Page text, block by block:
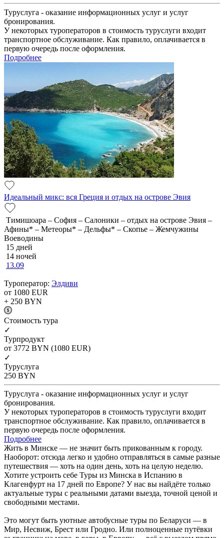
Туруслуга - оказание информационных услуг и услуг
бронирования.
У некоторых туроператоров в стоимость туруслуги входит
транспортное обслуживание. Как правило, оплачивается в
первую очередь после оформления.
Подробнее
Идеальный микс: вся Греция и отдых на острове Эвия
Тимишоара – София – Салоники – отдых на острове Эвия –
Афины* – Метеоры* – Дельфы* – Скопье – Жемчужины
Воеводины
15 дней
14 ночей
13.09
Туроператор: Элдиви
от 1080 EUR
+ 250 BYN
Cтоимость тура
✓
Турпродукт
от 3772 BYN (1080 EUR)
✓
Туруслуга
250 BYN
Туруслуга - оказание информационных услуг и услуг
бронирования.
У некоторых туроператоров в стоимость туруслуги входит
транспортное обслуживание. Как правило, оплачивается в
первую очередь после оформления.
Подробнее
Жить в Минске — не значит быть прикованным к городу.
Наоборот: отсюда легко и удобно отправляться в самые разные
путешествия — хоть на один день, хоть на целую неделю.
Хотите устроить себе Туры из Минска в Испанию в
Клагенфурт на 17 дней по Европе? У нас вы найдёте только
актуальные туры с реальными датами выезда, точной ценой и
свободными местами.
Это могут быть уютные автобусные туры по Беларуси — в
Мир, Несвиж, Брест или Гродно. Или полноценные путёвки